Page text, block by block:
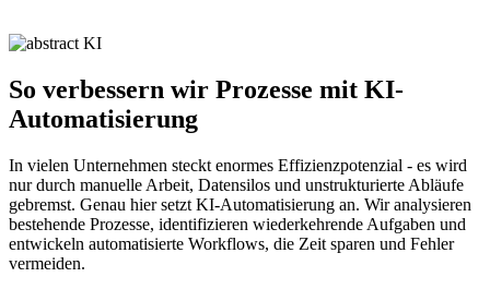
So verbessern wir Prozesse mit KI-
Automatisierung
In vielen Unternehmen steckt enormes Effizienzpotenzial - es wird
nur durch manuelle Arbeit, Datensilos und unstrukturierte Abläufe
gebremst. Genau hier setzt KI-Automatisierung an. Wir analysieren
bestehende Prozesse, identifizieren wiederkehrende Aufgaben und
entwickeln automatisierte Workflows, die Zeit sparen und Fehler
vermeiden.